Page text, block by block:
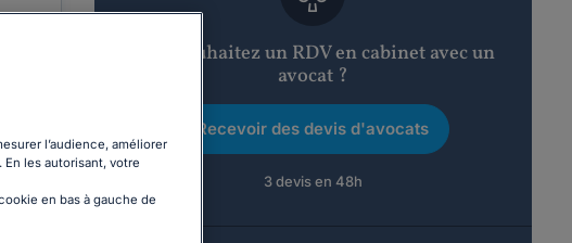
Vous souhaitez un RDV en cabinet avec un
avocat ?
Recevoir des devis d'avocats
3 devis en 48h
l’audience, améliorer
les autorisant, votre
en bas à gauche de